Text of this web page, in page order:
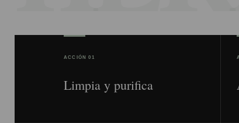
ACCIÓN 01
Limpia y purifica